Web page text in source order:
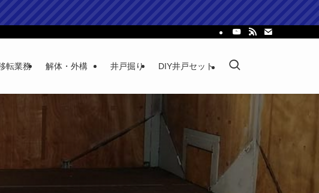
転業務 解体・外構 井戸掘り DIY井戸セット